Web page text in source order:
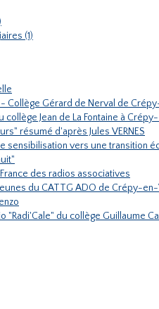
(1)
- Collège Gérard de Nerval de
collège Jean de La Fontaine à
résumé d'après Jules VERNES
sensibilisation vers une transition
des radios associatives
du CATTG ADO de Crépy-
"Radi'Cale" du collège Guillaume